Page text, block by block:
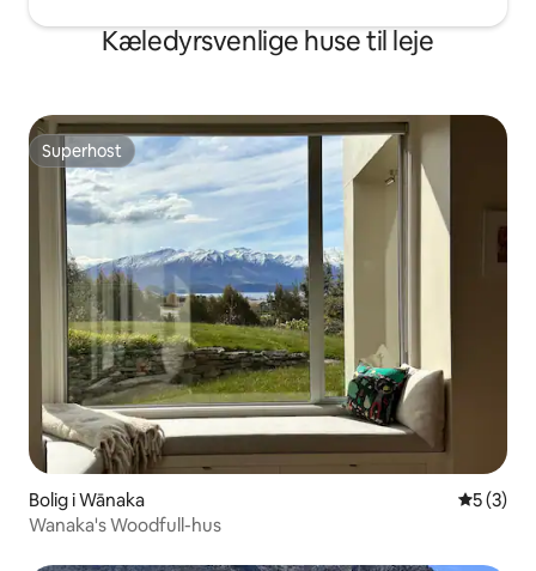
Kæledyrsvenlige huse til leje
Superhost
Superhost
Bolig i Wānaka 5 ud af 5
5 (3)
Wanaka's Woodfull-hus